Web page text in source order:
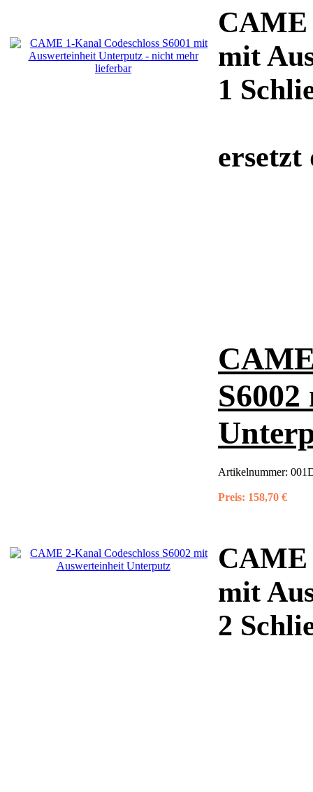
CAME
mit
1
Artikelnummer:
Preis: 158,70 €
CAME
mit
2